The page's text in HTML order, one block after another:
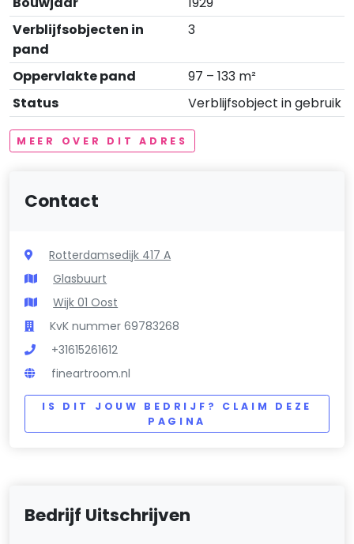
Verblijfsobjecten in
pand
3
Oppervlakte pand
97 – 133 m²
Status
Verblijfsobject in gebruik
MEER OVER DIT ADRES
Contact
Rotterdamsedijk 417 A
Glasbuurt
Wijk 01 Oost
KvK nummer 69783268
+31615261612
fineartroom.nl
IS DIT JOUW BEDRIJF? CLAIM DEZE
PAGINA
Bedrijf Uitschrijven